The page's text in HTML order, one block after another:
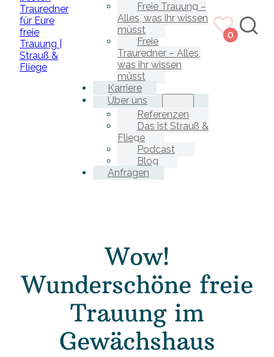
Freie Trauung –
Alles, was ihr wissen
müsst
Freie
Trauredner – Alles,
was ihr wissen
müsst
Karriere
Über uns
Referenzen
Das ist Strauß &
Fliege
Podcast
Blog
Anfragen
0
Wow!
Wunderschöne freie
Trauung im
Gewächshaus